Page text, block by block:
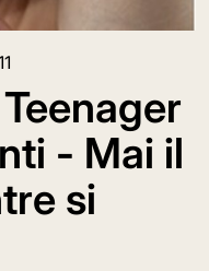
- Mai il
si